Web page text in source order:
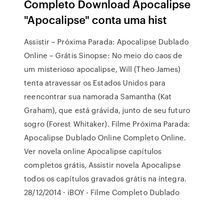
Completo Download Apocalipse
"Apocalipse" conta uma hist
Assistir – Próxima Parada: Apocalipse Dublado
Online – Grátis Sinopse: No meio do caos de
um misterioso apocalipse, Will (Theo James)
tenta atravessar os Estados Unidos para
reencontrar sua namorada Samantha (Kat
Graham), que está grávida, junto de seu futuro
sogro (Forest Whitaker). Filme Próxima Parada:
Apocalipse Dublado Online Completo Online.
Ver novela online Apocalipse capítulos
completos grátis, Assistir novela Apocalipse
todos os capítulos gravados grátis na íntegra.
28/12/2014 · iBOY - Filme Completo Dublado